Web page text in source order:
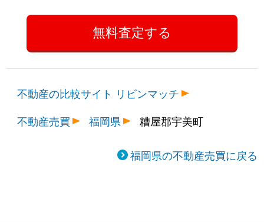
不動産の比較サイト リビンマッチ
不動産売買
福岡県 糟屋郡宇美町
福岡県の不動産売買に戻る